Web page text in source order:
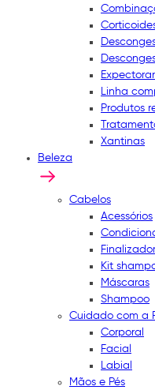
Linha
Produtos
Xantinas
Beleza
Cabelos
Acessórios
Kit
Máscaras
Shampoo
Cuidado com a
Corporal
Facial
Labial
Mãos e Pés